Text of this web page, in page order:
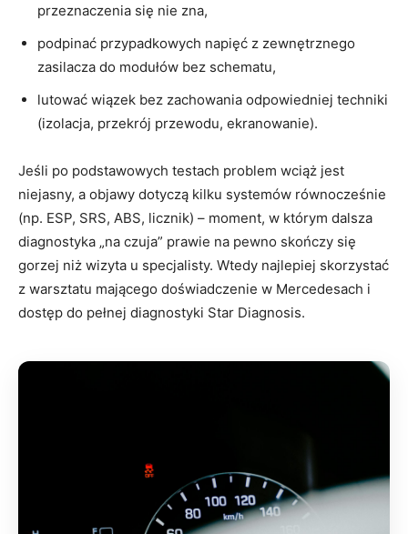
przeznaczenia się nie zna,
podpinać przypadkowych napięć z zewnętrznego
zasilacza do modułów bez schematu,
lutować wiązek bez zachowania odpowiedniej techniki
(izolacja, przekrój przewodu, ekranowanie).
Jeśli po podstawowych testach problem wciąż jest
niejasny, a objawy dotyczą kilku systemów równocześnie
(np. ESP, SRS, ABS, licznik) – moment, w którym dalsza
diagnostyka „na czuja” prawie na pewno skończy się
gorzej niż wizyta u specjalisty. Wtedy najlepiej skorzystać
z warsztatu mającego doświadczenie w Mercedesach i
dostęp do pełnej diagnostyki Star Diagnosis.